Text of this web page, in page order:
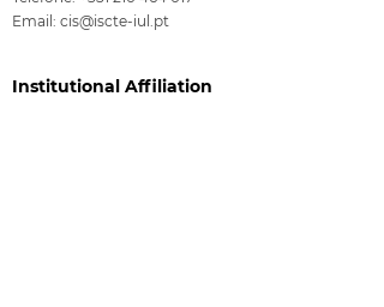
as part of the
IPMadvance project
Email: cis@iscte-iul.pt
Institutional Affiliation